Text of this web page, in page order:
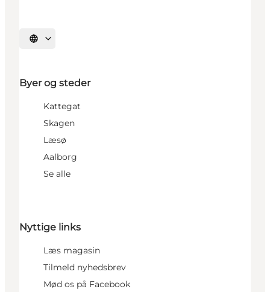
Vælg sprog
Byer og steder
Kattegat
Skagen
Læsø
Aalborg
Se alle
Nyttige links
Læs magasin
Tilmeld nyhedsbrev
Mød os på Facebook